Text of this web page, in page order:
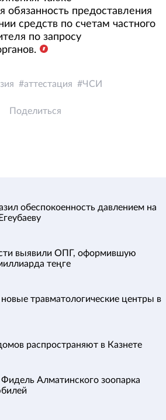
обязанность предоставления
средств по счетам частного
по запросу
аттестация ЧСИ
Поделиться
обеспокоенность давлением на
выявили ОПГ, оформившую
теңге
травматологические центры в
распространяют в Казнете
Алматинского зоопарка